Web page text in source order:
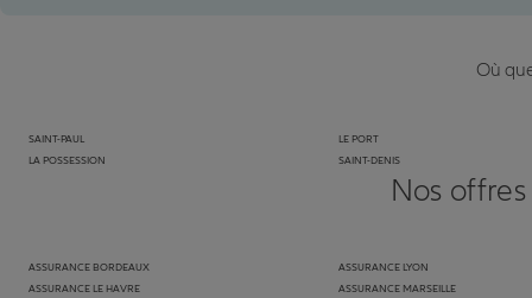
Où
SAINT-PAUL
LA POSSESSION
LE PORT
SAINT-DENIS
Nos
ASSURANCE BORDEAUX
ASSURANCE LE HAVRE
ASSURANCE LYON
ASSURANCE MARSEILLE